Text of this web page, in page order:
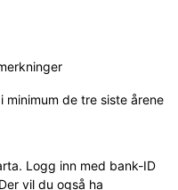
de tre siste årene
Logg inn med bank-ID
vil du også ha